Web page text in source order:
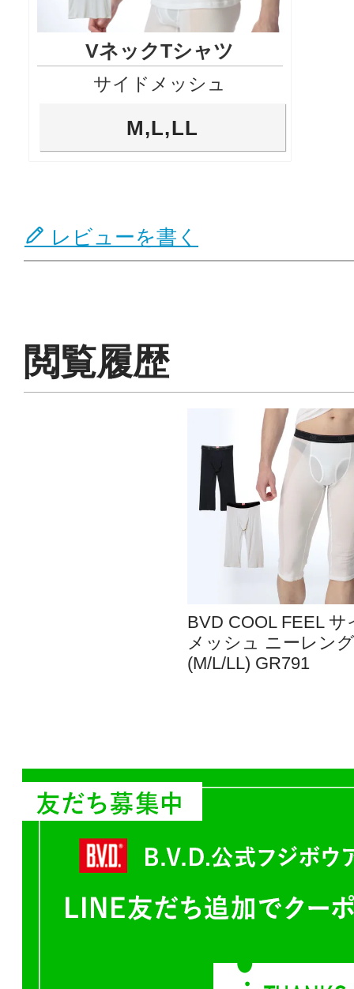
VネックTシャツ
サイドメッシュ
M,L,LL
レビューを書く
閲覧履歴
BVD COOL FEEL サ
メッシュ ニーレン
(M/L/LL) GR791